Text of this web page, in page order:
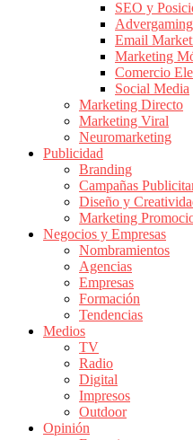
Publicidad
Colombia
Magazine
Publicidad
Marketing
Noticias
Actualidad
Mercadeo
Colombia
SEO y
Advergaming
Email
Marketing
Comercio
Social Media
Marketing Directo
Marketing Viral
Neuromarketing
Publicidad
Branding
Campañas
Diseño y
Marketing
Negocios y Empresas
Nombramientos
Agencias
Empresas
Formación
Tendencias
Medios
TV
Radio
Digital
Impresos
Outdoor
Opinión